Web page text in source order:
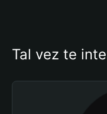
Tal vez te